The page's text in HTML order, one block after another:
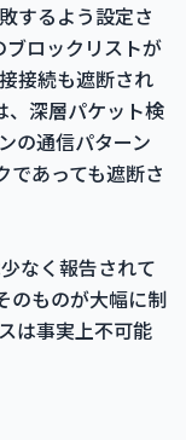
するよう設定さ
ブロックリストが
接続も遮断され
、深層パケット検
の通信パターン
であっても遮断さ
なく報告されて
のものが大幅に制
は事実上不可能